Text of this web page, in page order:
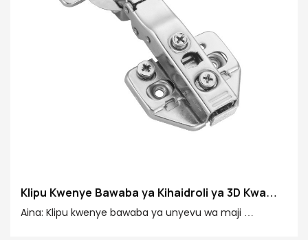
Klipu Kwenye Bawaba ya Kihaidroli ya 3D Kwa
Jikoni
Aina: Klipu kwenye bawaba ya unyevu wa maji